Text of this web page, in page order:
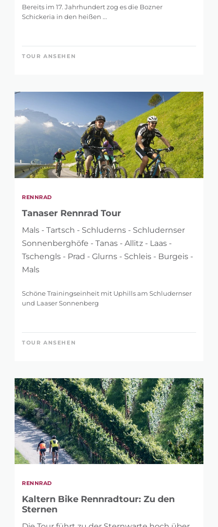
Bereits im 17. Jahrhundert zog es die Bozner
Schickeria in den heißen ...
TOUR ANSEHEN
RENNRAD
Tanaser Rennrad Tour
Mals - Tartsch - Schluderns - Schludernser
Sonnenberghöfe - Tanas - Allitz - Laas -
Tschengls - Prad - Glurns - Schleis - Burgeis -
Mals
Schöne Trainingseinheit mit Uphills am Schludernser
und Laaser Sonnenberg
TOUR ANSEHEN
RENNRAD
Kaltern Bike Rennradtour: Zu den
Sternen